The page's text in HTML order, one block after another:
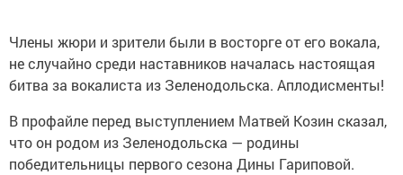
Члены жюри и зрители были в восторге от его вокала,
не случайно среди наставников началась настоящая
битва за вокалиста из Зеленодольска. Аплодисменты!
В профайле перед выступлением Матвей Козин сказал,
что он родом из Зеленодольска — родины
победительницы первого сезона Дины Гариповой.